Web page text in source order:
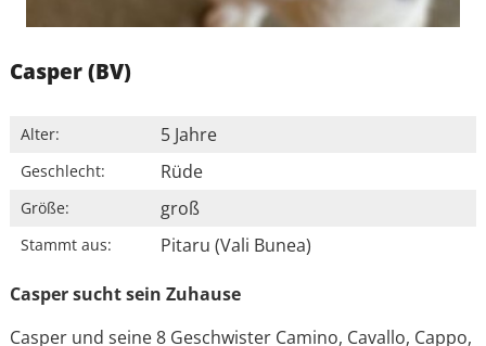
Casper (BV)
Alter: 5 Jahre
Geschlecht: Rüde
Größe: groß
Stammt aus: Pitaru (Vali Bunea)
Casper sucht sein Zuhause
Casper und seine 8 Geschwister Camino, Cavallo, Cappo,